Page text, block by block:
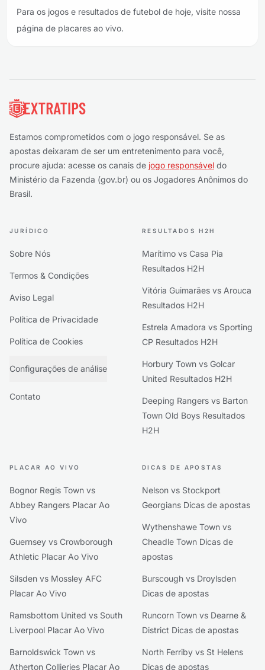
Para os jogos e resultados de futebol de hoje, visite nossa
página de placares ao vivo.
Estamos comprometidos com o jogo responsável. Se as
apostas deixaram de ser um entretenimento para você,
procure ajuda: acesse os canais de jogo responsável do
Ministério da Fazenda (gov.br) ou os Jogadores Anônimos do
Brasil.
JURÍDICO
Sobre Nós
Termos & Condições
Aviso Legal
Política de Privacidade
Política de Cookies
Configurações de análise
Contato
RESULTADOS H2H
Marítimo vs Casa Pia
Resultados H2H
Vitória Guimarães vs Arouca
Resultados H2H
Estrela Amadora vs Sporting
CP Resultados H2H
Horbury Town vs Golcar
United Resultados H2H
Deeping Rangers vs Barton
Town Old Boys Resultados
H2H
PLACAR AO VIVO
Bognor Regis Town vs
Abbey Rangers Placar Ao
Vivo
Guernsey vs Crowborough
Athletic Placar Ao Vivo
Silsden vs Mossley AFC
Placar Ao Vivo
Ramsbottom United vs South
Liverpool Placar Ao Vivo
Barnoldswick Town vs
Atherton Collieries Placar Ao
DICAS DE APOSTAS
Nelson vs Stockport
Georgians Dicas de apostas
Wythenshawe Town vs
Cheadle Town Dicas de
apostas
Burscough vs Droylsden
Dicas de apostas
Runcorn Town vs Dearne &
District Dicas de apostas
North Ferriby vs St Helens
Dicas de apostas